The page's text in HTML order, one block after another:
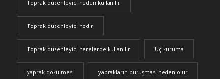
Toprak düzenleyici neden kullanılır
Toprak düzenleyici nedir
Toprak düzenleyici nerelerde kullanılır Uç kuruma
yaprak dökülmesi yaprakların buruşması neden olur